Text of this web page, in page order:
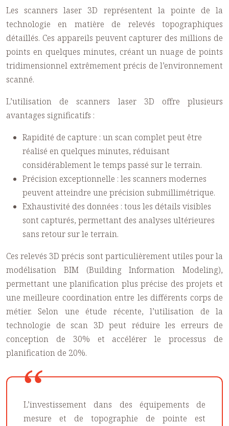
Les scanners laser 3D représentent la pointe de la
technologie en matière de relevés topographiques
détaillés. Ces appareils peuvent capturer des millions de
points en quelques minutes, créant un nuage de points
tridimensionnel extrêmement précis de l’environnement
scanné.
L’utilisation de scanners laser 3D offre plusieurs
avantages significatifs :
Rapidité de capture : un scan complet peut être
réalisé en quelques minutes, réduisant
considérablement le temps passé sur le terrain.
Précision exceptionnelle : les scanners modernes
peuvent atteindre une précision submillimétrique.
Exhaustivité des données : tous les détails visibles
sont capturés, permettant des analyses ultérieures
sans retour sur le terrain.
Ces relevés 3D précis sont particulièrement utiles pour la
modélisation BIM (Building Information Modeling),
permettant une planification plus précise des projets et
une meilleure coordination entre les différents corps de
métier. Selon une étude récente, l’utilisation de la
technologie de scan 3D peut réduire les erreurs de
conception de 30% et accélérer le processus de
planification de 20%.
L’investissement dans des équipements de
mesure et de topographie de pointe est